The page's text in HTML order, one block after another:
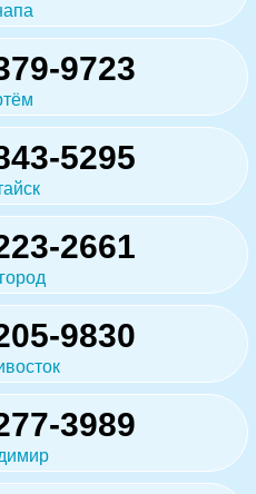
9723
5295
2661
9830
3989